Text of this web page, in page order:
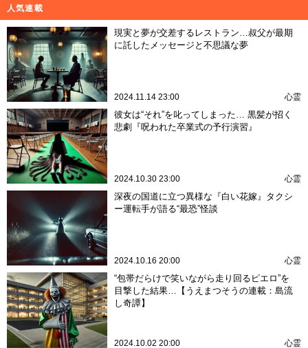
人気連載
現実と夢が交差するレストラン…叔父が最期
に託したメッセージと不思議な夢
2024.11.14 23:00 心霊
彼女は“それ”を叱ってしまった… 黒髪が招く
悲劇『呪われた卒業式の予行演習』
2024.10.30 23:00 心霊
深夜の国道に立つ異様な『白い花嫁』タクシ
ー運転手が語る“最恐”怪談
2024.10.16 20:00 心霊
“包帯だらけで笑いながら走り回るピエロ”を
目撃した結果…【うえまつそうの連載：島流
し奇譚】
2024.10.02 20:00 心霊